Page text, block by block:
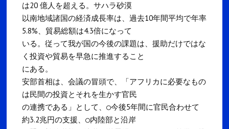
は20 億人を超える。サハラ砂漠
以南地域諸国の経済成長率は、過去10年間平均で年率
5.8%、貿易総額は4.3倍になって
いる。従って我が国の今後の課題は、援助だけではな
く投資や貿易を早急に推進すること
にある。
安部首相は、会議の冒頭で、「アフリカに必要なもの
は民間の投資とそれを生かす官民
の連携である」として、○今後5年間に官民合わせて
約3.2兆円の支援、○内陸部と沿岸